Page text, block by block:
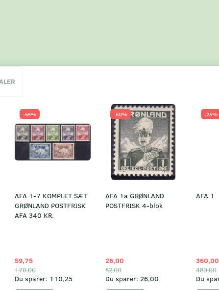
-65%
AFA 1-7 KOMPLET SÆT
GRØNLAND POSTFRISK
AFA 340 KR.
59,75
170,00
Du sparer: 110,25
-50%
AFA 1a GRØNLAND
POSTFRISK 4-blok
26,00
52,00
Du sparer: 26,00
-25%
AFA 1
360,00
480,00
Du